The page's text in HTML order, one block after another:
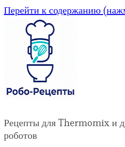
Перейти к содержанию
Рецепты для Thermomix и
роботов